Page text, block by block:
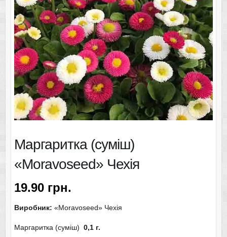
Маргаритка (суміш)
«Moravoseed» Чехія
19.90 грн.
Виробник: «Moravoseed» Чехія
Маргаритка (суміш) 0,1 г.